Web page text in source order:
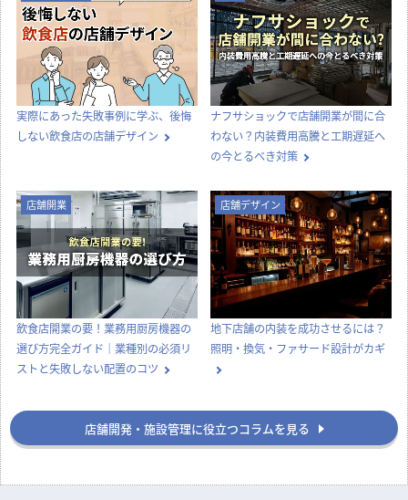
実際にあった失敗事例に学ぶ、後悔
しない飲食店の店舗デザイン
ナフサショックで店舗開業が間に合
わない？内装費用高騰と工期遅延へ
の今とるべき対策
店舗開業
飲食店開業の要！業務用厨房機器の
選び方完全ガイド｜業種別の必須リ
ストと失敗しない配置のコツ
店舗デザイン
地下店舗の内装を成功させるには？
照明・換気・ファサード設計がカギ
店舗開発・施設管理に役立つコラムを見る